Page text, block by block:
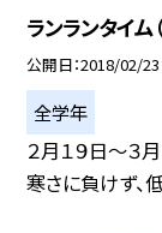
ランランタイム
公開日 2018/02/23
全学年
２月１９日〜３
寒さに負けず、